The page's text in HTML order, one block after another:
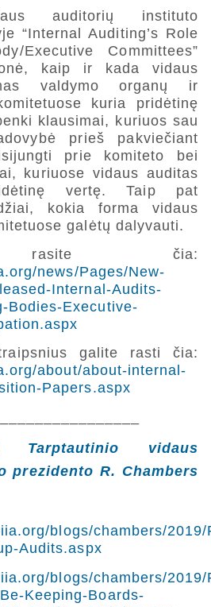
auditorių instituto
“Internal Auditing’s Role
Executive Committees”
kaip ir kada vidaus
valdymo organų ir
kuria pridėtinę
klausimai, kuriuos sau
prieš pakviečiant
prie komiteto bei
kuriuose vidaus auditas
vertę. Taip pat
kokia forma vidaus
galėtų dalyvauti.
rasite čia:
news/Pages/New-
Internal-Audits-
Bodies-Executive-
galite rasti čia:
about/about-internal-
Papers.aspx
Tarptautinio vidaus
prezidento R. Chambers
blogs/chambers/2019/
Audits.aspx
blogs/chambers/2019/
Keeping-Boards-